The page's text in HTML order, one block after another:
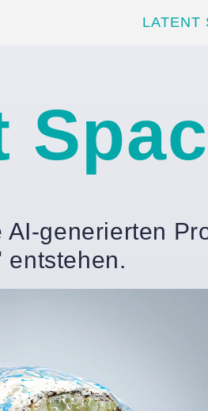
LATENT
generierten
entstehen.